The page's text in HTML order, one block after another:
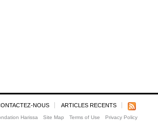
NOUS ARTICLES RECENTS
Harissa Site Map Terms of Use Privacy Policy